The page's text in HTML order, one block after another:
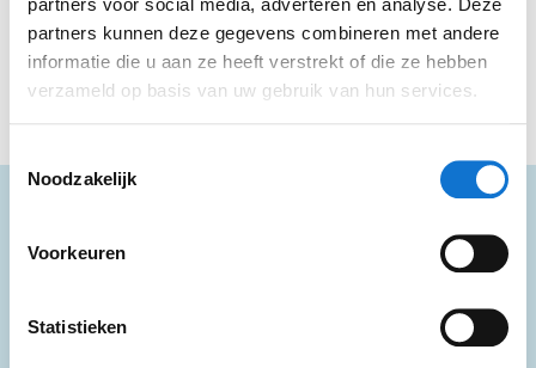
partners kunnen deze gegevens combineren met andere
informatie die u aan ze heeft verstrekt of die ze hebben
verzameld op basis van uw gebruik van hun services.
Noodzakelijk
Voorkeuren
Statistieken
Wat is jouw